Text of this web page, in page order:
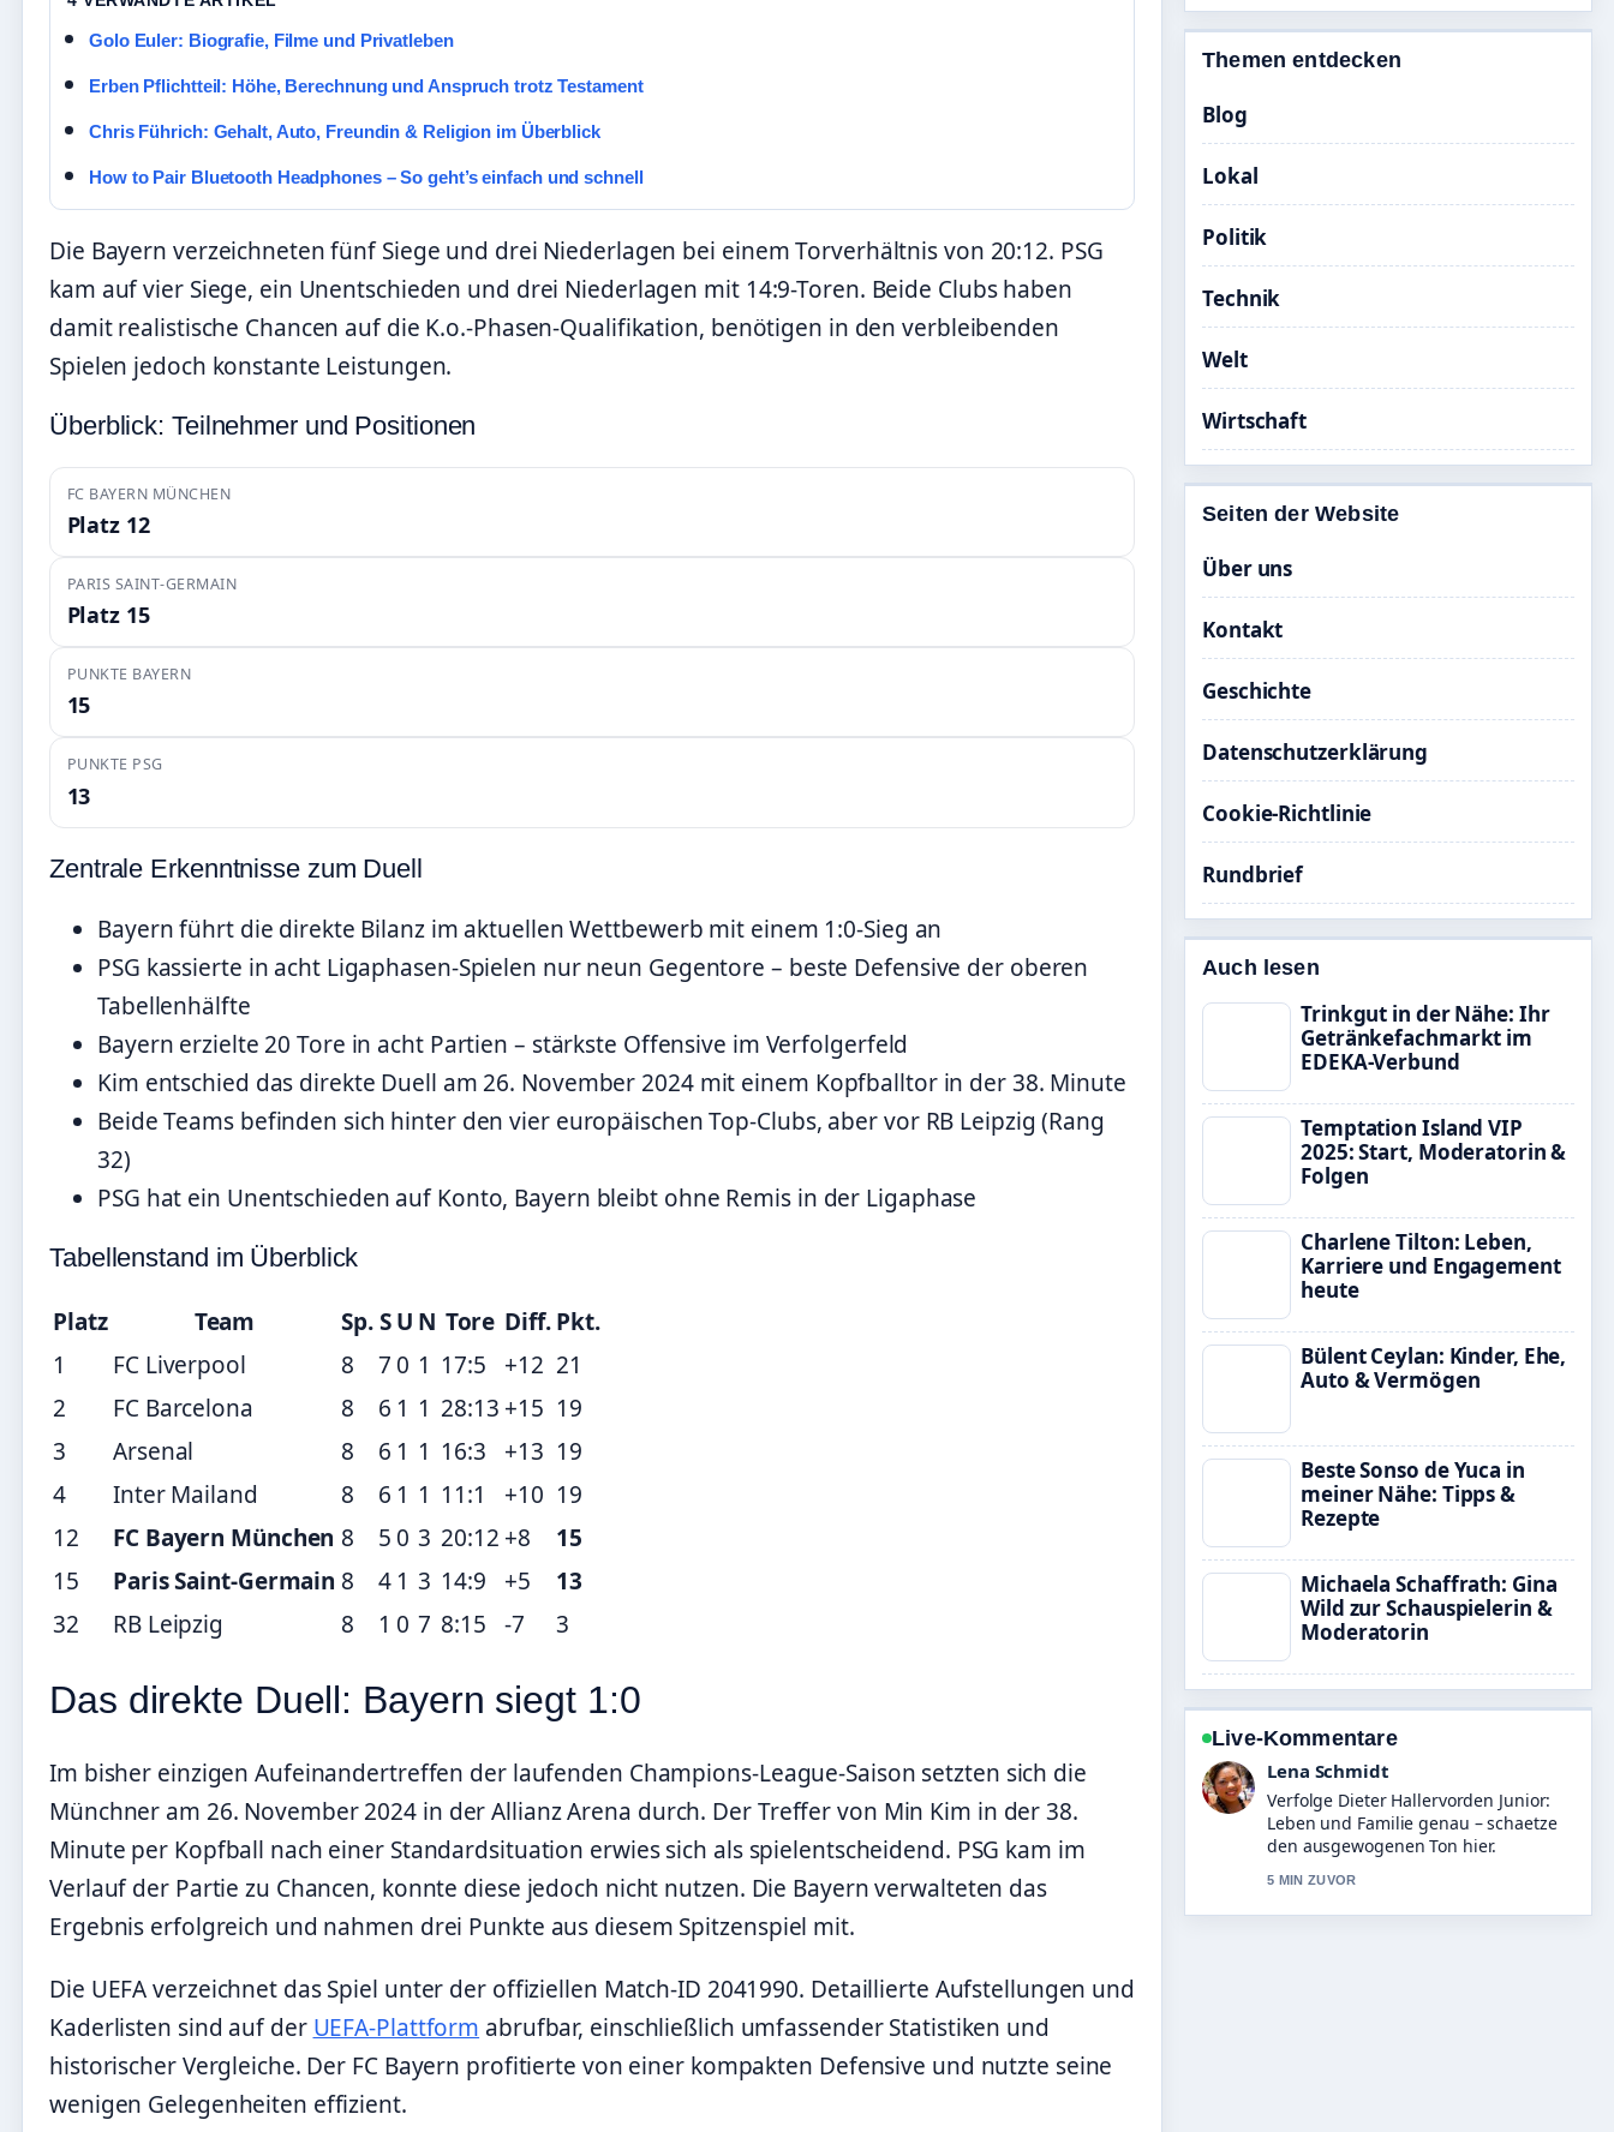
Golo Euler: Biografie, Filme und Privatleben
Erben Pflichtteil: Höhe, Berechnung und Anspruch trotz Testament
Chris Führich: Gehalt, Auto, Freundin & Religion im Überblick
How to Pair Bluetooth Headphones – So geht’s einfach und schnell
Die Bayern verzeichneten fünf Siege und drei Niederlagen bei einem Torverhältnis von 20:12. PSG
kam auf vier Siege, ein Unentschieden und drei Niederlagen mit 14:9-Toren. Beide Clubs haben
damit realistische Chancen auf die K.o.-Phasen-Qualifikation, benötigen in den verbleibenden
Spielen jedoch konstante Leistungen.
Überblick: Teilnehmer und Positionen
FC BAYERN MÜNCHEN
Platz 12
PARIS SAINT-GERMAIN
Platz 15
PUNKTE BAYERN
15
PUNKTE PSG
13
Zentrale Erkenntnisse zum Duell
Bayern führt die direkte Bilanz im aktuellen Wettbewerb mit einem 1:0-Sieg an
PSG kassierte in acht Ligaphasen-Spielen nur neun Gegentore – beste Defensive der oberen
Tabellenhälfte
Bayern erzielte 20 Tore in acht Partien – stärkste Offensive im Verfolgerfeld
Kim entschied das direkte Duell am 26. November 2024 mit einem Kopfballtor in der 38. Minute
Beide Teams befinden sich hinter den vier europäischen Top-Clubs, aber vor RB Leipzig (Rang
32)
PSG hat ein Unentschieden auf Konto, Bayern bleibt ohne Remis in der Ligaphase
Tabellenstand im Überblick
Platz Team Sp.S U N Tore Diff. Pkt.
1
FC Liverpool 8 7 0 1 17:5 +12 21
2
FC Barcelona 8 6 1 1 28:13 +15 19
3
Arsenal 8 6 1 1 16:3 +13 19
4
Inter Mailand 8 6 1 1 11:1 +10 19
12
FC Bayern München 8 5 0 3 20:12 +8
15
15
Paris Saint-Germain 8 4 1 3 14:9 +5
13
32
RB Leipzig 8 1 0 7 8:15 -7 3
Das direkte Duell: Bayern siegt 1:0
Im bisher einzigen Aufeinandertreffen der laufenden Champions-League-Saison setzten sich die
Münchner am 26. November 2024 in der Allianz Arena durch. Der Treffer von Min Kim in der 38.
Minute per Kopfball nach einer Standardsituation erwies sich als spielentscheidend. PSG kam im
Verlauf der Partie zu Chancen, konnte diese jedoch nicht nutzen. Die Bayern verwalteten das
Ergebnis erfolgreich und nahmen drei Punkte aus diesem Spitzenspiel mit.
Die UEFA verzeichnet das Spiel unter der offiziellen Match-ID 2041990. Detaillierte Aufstellungen und
Kaderlisten sind auf der UEFA-Plattform abrufbar, einschließlich umfassender Statistiken und
historischer Vergleiche. Der FC Bayern profitierte von einer kompakten Defensive und nutzte seine
wenigen Gelegenheiten effizient.
Themen entdecken
Blog
Lokal
Politik
Technik
Welt
Wirtschaft
Seiten der Website
Über uns
Kontakt
Geschichte
Datenschutzerklärung
Cookie-Richtlinie
Rundbrief
Auch lesen
Trinkgut in der Nähe: Ihr
Getränkefachmarkt im
EDEKA-Verbund
Temptation Island VIP
2025: Start, Moderatorin &
Folgen
Charlene Tilton: Leben,
Karriere und Engagement
heute
Bülent Ceylan: Kinder, Ehe,
Auto & Vermögen
Beste Sonso de Yuca in
meiner Nähe: Tipps &
Rezepte
Michaela Schaffrath: Gina
Wild zur Schauspielerin &
Moderatorin
Live-Kommentare
Felix Meyer
Hilfreicher Kontext zu Magnus
Carlsen: Vermögen, Elo und Rekorde.
Bitte haltet diesen Liveticker aktuell.
7 MIN ZUVOR